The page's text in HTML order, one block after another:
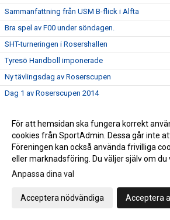
Sammanfattning från USM B-flick i Alfta
Bra spel av F00 under söndagen.
SHT-turneringen i Rosershallen
Tyresö Handboll imponerade
Ny tävlingsdag av Roserscupen
Dag 1 av Roserscupen 2014
Vi ställer om klockorna
Seger för Rosersberg F 02/03 och Västerås i
omgången av Roserscupen
Uddamålsvinst mot Enköping för damerna
För att hemsidan ska fungera korrekt
cookies från SportAdmin. Dessa går inte
Föreningen kan också använda frivilliga
eller marknadsföring. Du väljer själv om du
Anpassa dina val
Acceptera nödvändiga Acceptera